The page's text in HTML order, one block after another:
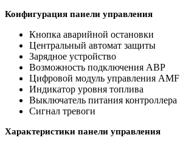
Конфигурация панели управления
Кнопка аварийной остановки
Центральный автомат защиты
Зарядное устройство
Возможность подключения АВР
Цифровой модуль управления AMF
Индикатор уровня топлива
Выключатель питания контроллера
Сигнал тревоги
Характеристики панели управления